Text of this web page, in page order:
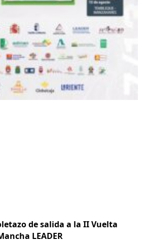
de salida a la II Vuelta
LEADER